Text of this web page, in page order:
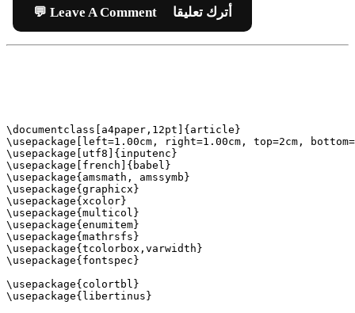
💬 Leave A Comment أترك تعليقا
\documentclass[a4paper,12pt]{article}
\usepackage[left=1.00cm, right=1.00cm, top=2cm,
\usepackage[utf8]{inputenc}
\usepackage[french]{babel}
\usepackage{amsmath, amssymb}
\usepackage{graphicx}
\usepackage{xcolor}
\usepackage{multicol}
\usepackage{enumitem}
\usepackage{mathrsfs}
\usepackage{tcolorbox,varwidth}
\usepackage{fontspec}
\usepackage{colortbl}
\usepackage{libertinus}